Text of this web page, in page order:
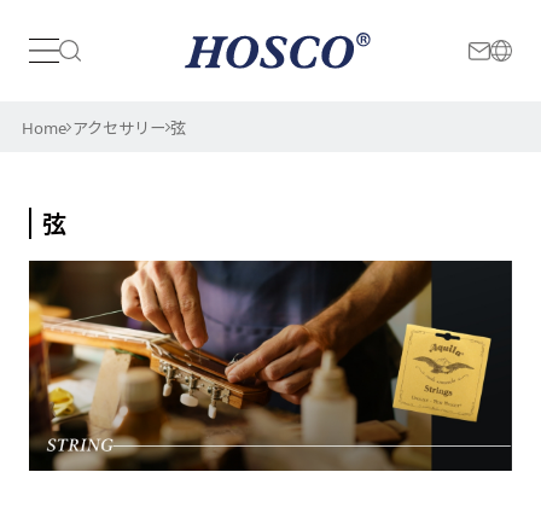
日本
Home アクセサリー 弦
弦